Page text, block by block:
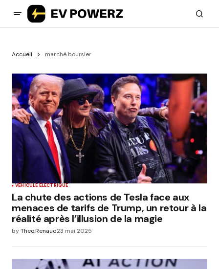
Accueil marché boursier
VÉHICULE ÉLECTRIQUE
La chute des actions de Tesla face aux
menaces de tarifs de Trump, un retour à la
réalité après l’illusion de la magie
byTheo.Renaud23 mai 2025